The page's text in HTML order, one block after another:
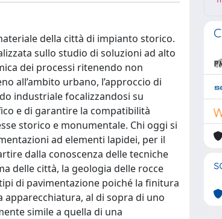
della città di impianto storico.
sullo studio di soluzioni ad alto
dei processi ritenendo non
all’ambito urbano, l’approccio di
industriale focalizzandosi su
e di garantire la compatibilità
storico e monumentale. Chi oggi si
ad elementi lapidei, per il
dalla conoscenza delle tecniche
delle città, la geologia delle rocce
di pavimentazione poiché la finitura
al di sopra di uno
simile a quella di una